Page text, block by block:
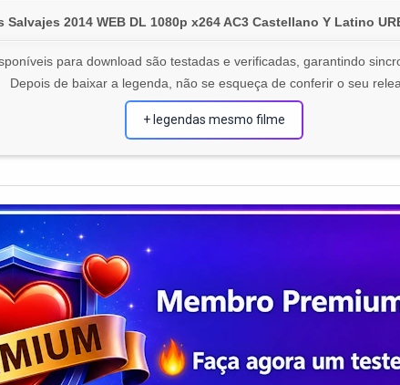
2014 WEB DL 1080p x264 AC3 Castellano Y Latino
para download são testadas e verificadas, garantindo
Depois de baixar a legenda, não se esqueça de conferir o seu
+ legendas mesmo filme